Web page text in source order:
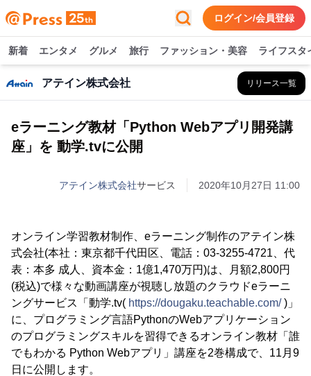
ログイン/会員登録
新着 エンタメ グルメ 旅行 ファッション・美容 ライフスタ
アテイン株式会社 リリース一覧
eラーニング教材「Python Webアプリ開発講
座」を 動学.tvに公開
アテイン株式会社サービス 2020年10月27日 11:00
オンライン学習教材制作、eラーニング制作のアテイン株
式会社(本社：東京都千代田区、電話：03-3255-4721、代
表：本多 成人、資本金：1億1,470万円)は、月額2,800円
(税込)で様々な動画講座が視聴し放題のクラウドeラーニ
ングサービス「動学.tv( https://dougaku.teachable.com/)」
に、プログラミング言語PythonのWebアプリケーション
のプログラミングスキルを習得できるオンライン教材「誰
でもわかる Python Webアプリ」講座を2巻構成で、11月9
日に公開します。